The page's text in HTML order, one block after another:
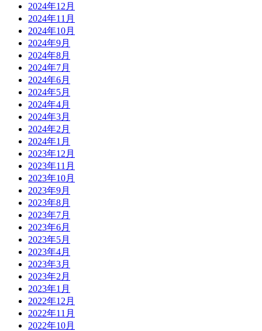
2024年12月
2024年11月
2024年10月
2024年9月
2024年8月
2024年7月
2024年6月
2024年5月
2024年4月
2024年3月
2024年2月
2024年1月
2023年12月
2023年11月
2023年10月
2023年9月
2023年8月
2023年7月
2023年6月
2023年5月
2023年4月
2023年3月
2023年2月
2023年1月
2022年12月
2022年11月
2022年10月